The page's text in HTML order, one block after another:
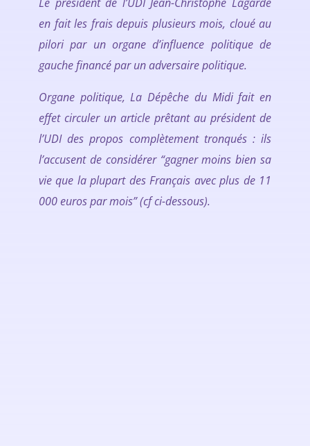
en fait les frais depuis plusieurs mois, cloué au
pilori par un organe d’influence politique de
gauche financé par un adversaire politique.
Organe politique, La Dépêche du Midi fait en
effet circuler un article prêtant au président de
l’UDI des propos complètement tronqués : ils
l’accusent de considérer “gagner moins bien sa
vie que la plupart des Français avec plus de 11
000 euros par mois” (cf ci-dessous).